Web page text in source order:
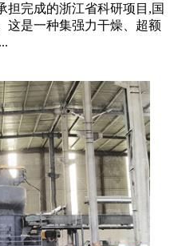
担完成的浙江省科研项目,国
这是一种集强力干燥、超额